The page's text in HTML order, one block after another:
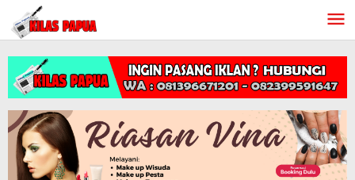
Lewati
konten